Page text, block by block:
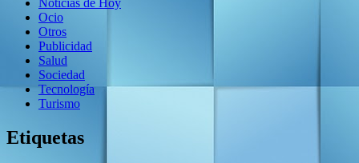
Noticias de Hoy
Ocio
Otros
Publicidad
Salud
Sociedad
Tecnología
Turismo
Etiquetas